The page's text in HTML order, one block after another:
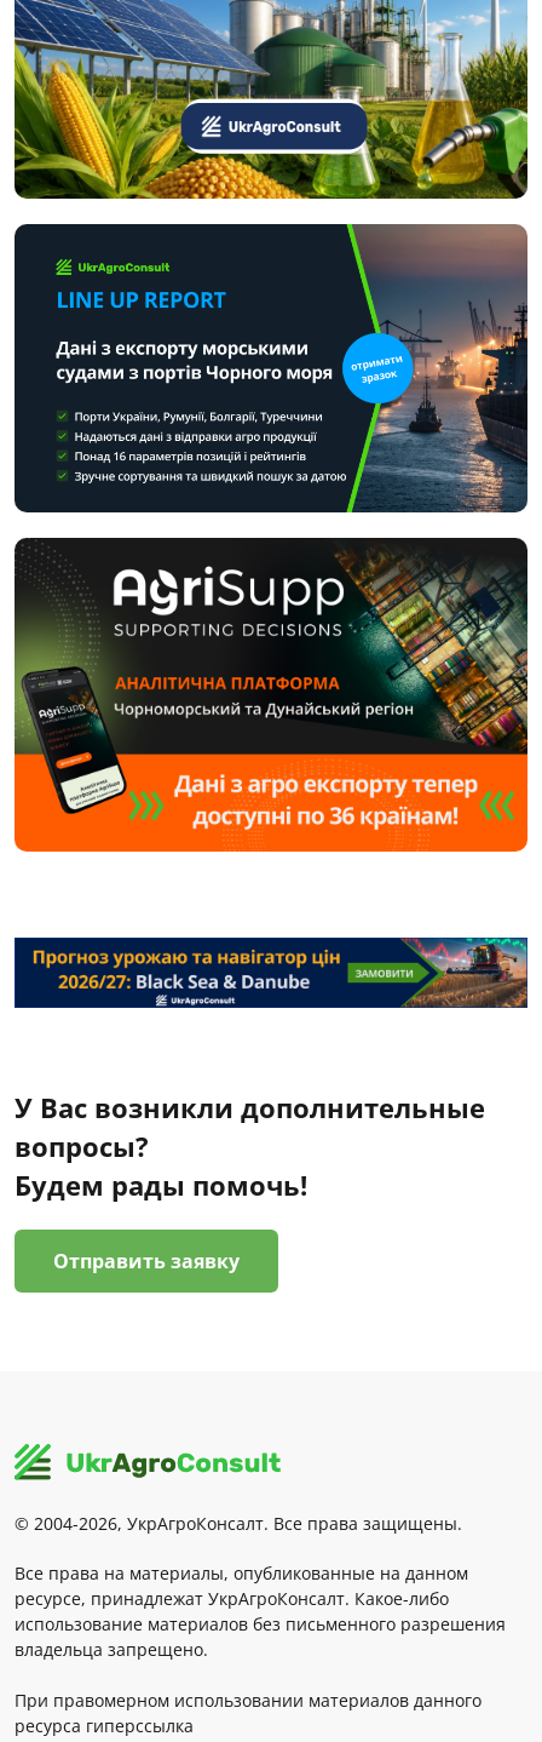
У Вас возникли дополнительные
вопросы?
Будем рады помочь!
Отправить заявку
© 2004-2026, УкрАгроКонсалт. Все права защищены.
Все права на материалы, опубликованные на данном
ресурсе, принадлежат УкрАгроКонсалт. Какое-либо
использование материалов без письменного разрешения
владельца запрещено.
При правомерном использовании материалов данного
ресурса гиперссылка